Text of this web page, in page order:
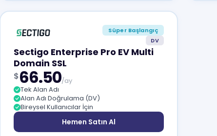
Süper Başlangıç
DV
Sectigo Enterprise Pro EV Multi
Domain SSL
$66.50/ay
Tek Alan Adı
Alan Adı Doğrulama (DV)
Bireysel Kullanıcılar İçin
Hemen Satın Al